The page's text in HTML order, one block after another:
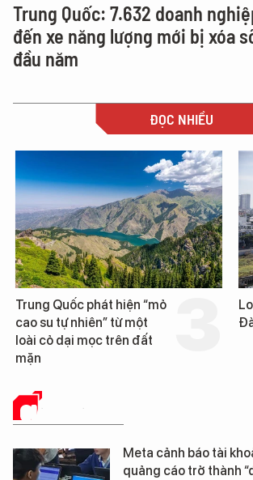
Trung Quốc: 7.632 doanh
đến xe năng lượng mới bị xóa
đầu năm
ĐỌC NHIỀU
Trung Quốc phát hiện “mỏ
cao su tự nhiên” từ một
loài cỏ dại mọc trên đất
mặn
GIẢI PHÁP SỐ
Meta cảnh báo tài
quảng cáo trở thành